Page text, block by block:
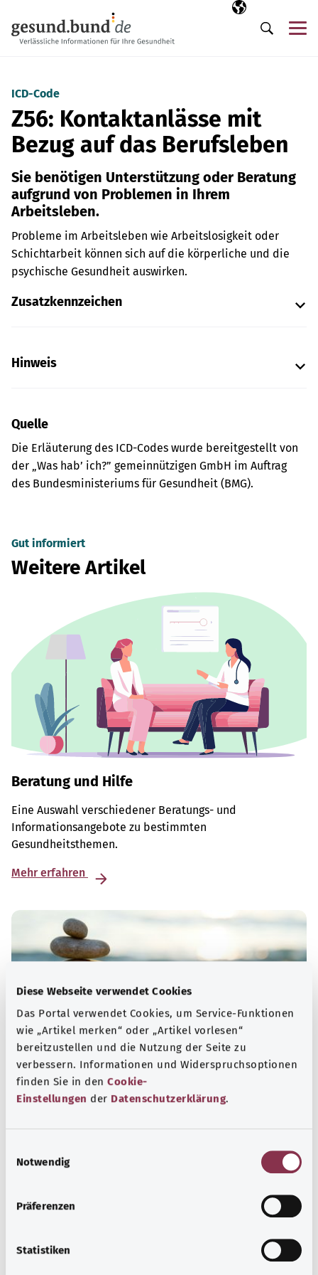
Diese Webseite verwendet Cookies
Das Portal verwendet Cookies, um Service-Funktionen
wie „Artikel merken“ oder „Artikel vorlesen“
bereitzustellen und die Nutzung der Seite zu
verbessern. Informationen und Widerspruchsoptionen
finden Sie in den Cookie-
Einstellungen der Datenschutzerklärung.
Notwendig
Präferenzen
Statistiken
Ausgewählte
DE
Suche
ICD-Code
Z56: Kontaktanlässe mit
Bezug auf das Berufsleben
Sie benötigen Unterstützung oder Beratung
aufgrund von Problemen in Ihrem
Arbeitsleben.
Probleme im Arbeitsleben wie Arbeitslosigkeit oder
Schichtarbeit können sich auf die körperliche und die
psychische Gesundheit auswirken.
Zusatzkennzeichen
Hinweis
Quelle
Die Erläuterung des ICD-Codes wurde bereitgestellt von
der „Was hab’ ich?” gemeinnützigen GmbH im Auftrag
des Bundesministeriums für Gesundheit (BMG).
Gut informiert
Weitere Artikel
Beratung und Hilfe
Eine Auswahl verschiedener Beratungs- und
Informationsangebote zu bestimmten
Gesundheitsthemen.
Mehr erfahren
Psyche
„Psyche“ ist das altgriechische Wort für Seele. Im
Gefühle und das Verhalten eines Menschen gemeint.